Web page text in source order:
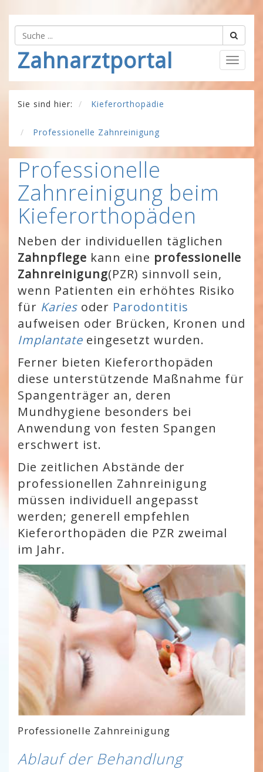
Zahnarztportal
Sie sind hier: Kieferorthopädie
Professionelle Zahnreinigung
Professionelle
Zahnreinigung beim
Kieferorthopäden
Neben der individuellen täglichen
Zahnpflege kann eine professionelle
Zahnreinigung(PZR) sinnvoll sein,
wenn Patienten ein erhöhtes Risiko
für Karies oder Parodontitis
aufweisen oder Brücken, Kronen und
Implantate eingesetzt wurden.
Ferner bieten Kieferorthopäden
diese unterstützende Maßnahme für
Spangenträger an, deren
Mundhygiene besonders bei
Anwendung von festen Spangen
erschwert ist.
Die zeitlichen Abstände der
professionellen Zahnreinigung
müssen individuell angepasst
werden; generell empfehlen
Kieferorthopäden die PZR zweimal
im Jahr.
Professionelle Zahnreinigung
Ablauf der Behandlung